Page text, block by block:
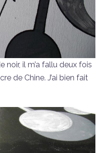
noir, il m’a fallu deux fois
de Chine. J’ai bien fait